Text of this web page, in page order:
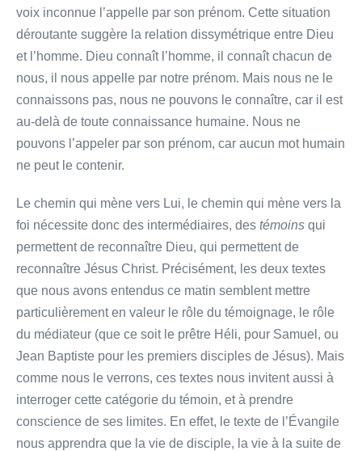
voix inconnue l’appelle par son prénom. Cette situation
déroutante suggère la relation dissymétrique entre Dieu
et l’homme. Dieu connaît l’homme, il connaît chacun de
nous, il nous appelle par notre prénom. Mais nous ne le
connaissons pas, nous ne pouvons le connaître, car il est
au-delà de toute connaissance humaine. Nous ne
pouvons l’appeler par son prénom, car aucun mot humain
ne peut le contenir.
Le chemin qui mène vers Lui, le chemin qui mène vers la
foi nécessite donc des intermédiaires, des témoins qui
permettent de reconnaître Dieu, qui permettent de
reconnaître Jésus Christ. Précisément, les deux textes
que nous avons entendus ce matin semblent mettre
particulièrement en valeur le rôle du témoignage, le rôle
du médiateur (que ce soit le prêtre Héli, pour Samuel, ou
Jean Baptiste pour les premiers disciples de Jésus). Mais
comme nous le verrons, ces textes nous invitent aussi à
interroger cette catégorie du témoin, et à prendre
conscience de ses limites. En effet, le texte de l’Évangile
nous apprendra que la vie de disciple, la vie à la suite de